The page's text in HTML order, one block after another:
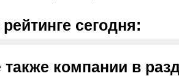
сегодня:
также компании в